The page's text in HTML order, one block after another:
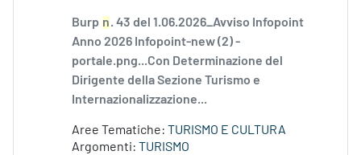
Burp n. 43 del 1.06.2026_Avviso Infopoint
Anno 2026 Infopoint-new (2) -
portale.png...Con Determinazione del
Dirigente della Sezione Turismo e
Internazionalizzazione...
Aree Tematiche: TURISMO E CULTURA
Argomenti: TURISMO